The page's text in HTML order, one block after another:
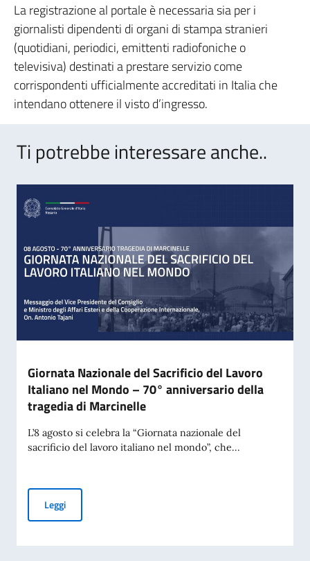
La registrazione al portale è necessaria sia per i
giornalisti dipendenti di organi di stampa stranieri
(quotidiani, periodici, emittenti radiofoniche o
televisiva) destinati a prestare servizio come
corrispondenti ufficialmente accreditati in Italia che
intendano ottenere il visto d’ingresso.
Ti potrebbe interessare anche..
Giornata Nazionale del Sacrificio del Lavoro
Italiano nel Mondo – 70° anniversario della
tragedia di Marcinelle
L’8 agosto si celebra la “Giornata nazionale del
sacrificio del lavoro italiano nel mondo”, che...
LeggiGiornata Nazionale del Sacrificio del Lavoro Italiano nel